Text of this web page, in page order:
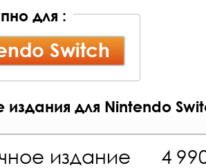
для :
Switch
издания для Nintendo
издание 4